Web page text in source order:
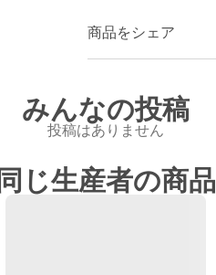
商品をシェア
みんなの投稿
投稿はありません
同じ生産者の商品